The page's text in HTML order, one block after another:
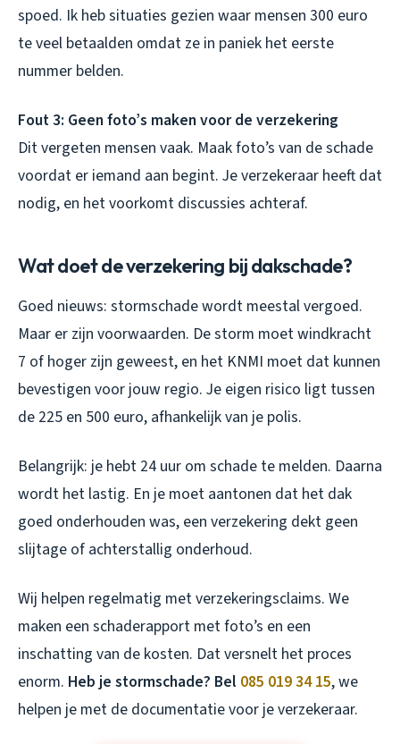
spoed. Ik heb situaties gezien waar mensen 300 euro
te veel betaalden omdat ze in paniek het eerste
nummer belden.
Fout 3: Geen foto’s maken voor de verzekering
Dit vergeten mensen vaak. Maak foto’s van de schade
voordat er iemand aan begint. Je verzekeraar heeft dat
nodig, en het voorkomt discussies achteraf.
Wat doet de verzekering bij dakschade?
Goed nieuws: stormschade wordt meestal vergoed.
Maar er zijn voorwaarden. De storm moet windkracht
7 of hoger zijn geweest, en het KNMI moet dat kunnen
bevestigen voor jouw regio. Je eigen risico ligt tussen
de 225 en 500 euro, afhankelijk van je polis.
Belangrijk: je hebt 24 uur om schade te melden. Daarna
wordt het lastig. En je moet aantonen dat het dak
goed onderhouden was, een verzekering dekt geen
slijtage of achterstallig onderhoud.
Wij helpen regelmatig met verzekeringsclaims. We
maken een schaderapport met foto’s en een
inschatting van de kosten. Dat versnelt het proces
enorm. Heb je stormschade? Bel 085 019 34 15, we
helpen je met de documentatie voor je verzekeraar.